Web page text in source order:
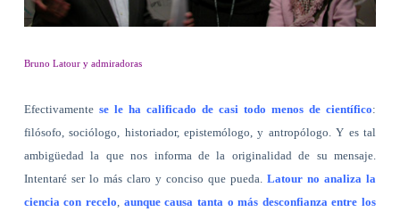
Bruno Latour y admiradoras
Efectivamente se le ha calificado de casi todo menos de científico:
filósofo, sociólogo, historiador, epistemólogo, y antropólogo. Y es tal
ambigüedad la que nos informa de la originalidad de su mensaje.
Intentaré ser lo más claro y conciso que pueda.Latour no analiza la
ciencia con recelo aunque causa tanta o más desconfianza entre los